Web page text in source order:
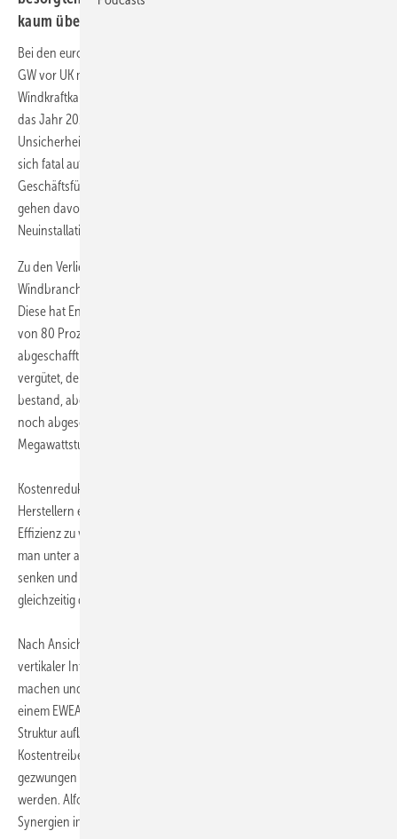
kaum überhören.
Bei den europäischen
GW vor UK mit 1,9 GW und Italy mit 1,3 GW. Die gesamte
Windkraftkapazität liegt damit bei 105,6 GW in Europa. “Die Zahlen für
das Jahr 2012 gehen auf Aufträge zurück, die vor der Welle politischer
Unsicherheit erteilt wurden, die ab 2011 über Europa schwappte und
sich fatal auf den Windenergiesektor auswirkte”, so Christian Kjaer,
Geschäftsführer des Europäischen Windenergieverbandes. “Wir
gehen davon aus, dass sich diese Instabilität weitaus deutlicher in den
Neuinstallationsraten der Jahre 2013 und 2014 zeigen wird.”
Zu den Verlierern im Markt gehört unter anderem die spanische
Windbranche, die derzeit eine Klage gegen ihre Regierung anstrebt.
Diese hat Ende vergangener Woche in einem Hau-Ruck-Verfahren das
von 80 Prozent des Marktes genutzte Bonus-Modell rückwirkend
abgeschafft. Alle Anlagen werden künftig nur noch per Einspeisetarif
vergütet, der als alternatives Tarifmodell bereits in der Vergangenheit
bestand, aber weniger attraktiv war. Nun ist der Tarif zusätzlich auch
noch abgesenkt worden von 83,7 auf 81,24 Euro pro
Megawattstunde.
Kostenreduktion ist angesichts der Krise nach wie vor bei den
Herstellern ein wichtiges Thema. "Wir versuchen jährlich unsere
Effizienz zu verbessern", so Alstom-Chef Alfonso Faubel. Dafür müsse
man unter anderem die Turbine günstiger bauen, die Servicekosten
senken und einen größeren Rotordurchmesser anbieten, damit
gleichzeitig die Erträge steigen.
Nach Ansicht von Nordex-CCO Lars Bono Krogsgaard sind die Zeiten
vertikaler Integartion beendet. "Wir müssen mehr mit Zulieferern
machen und unsere Ressourcen flexibel gestalten", erklärte er auf
einem EWEA-CEO-Panel. Auf diese Weise lasse sich eine schlankere
Struktur aufbauen. Lokale Wertschöpfung sei dagegen ein
Kostentreiber, so Krogsgaard. Durch die Vorgabe sei man nicht selten
gezwungen auf teurere Produkte zuzugreifen, die vor Ort angeboten
werden. Alfonso Faubel merkte an, sein Unternehmen nutze viele
Synergien im Öl- und Gas-Bereich.